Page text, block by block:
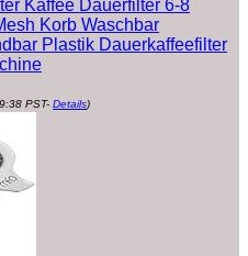
Kaffee Dauerfilter 6-8
Korb Waschbar
Plastik Dauerkaffeefilter
PST- Details)